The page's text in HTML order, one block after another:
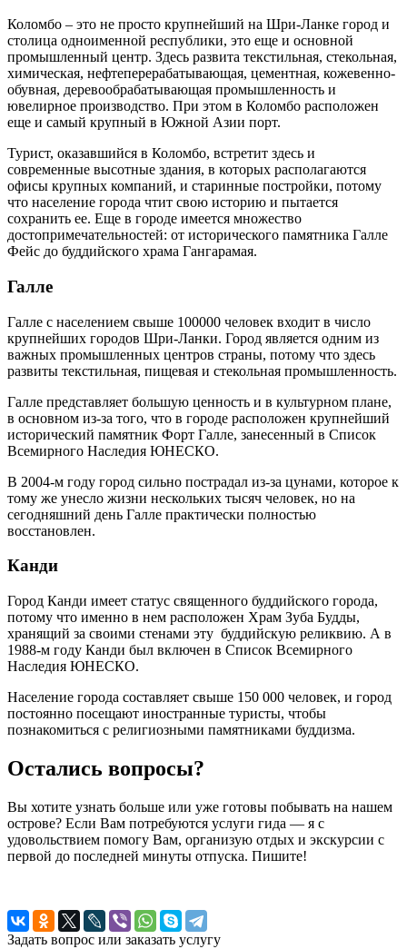
Коломбо – это не просто крупнейший на Шри-Ланке город и
столица одноименной республики, это еще и основной
промышленный центр. Здесь развита текстильная, стекольная,
химическая, нефтеперерабатывающая, цементная, кожевенно-
обувная, деревообрабатывающая промышленность и
ювелирное производство. При этом в Коломбо расположен
еще и самый крупный в Южной Азии порт.
Турист, оказавшийся в Коломбо, встретит здесь и
современные высотные здания, в которых располагаются
офисы крупных компаний, и старинные постройки, потому
что население города чтит свою историю и пытается
сохранить ее. Еще в городе имеется множество
достопримечательностей: от исторического памятника Галле
Фейс до буддийского храма Гангарамая.
Галле
Галле с населением свыше 100000 человек входит в число
крупнейших городов Шри-Ланки. Город является одним из
важных промышленных центров страны, потому что здесь
развиты текстильная, пищевая и стекольная промышленность.
Галле представляет большую ценность и в культурном плане,
в основном из-за того, что в городе расположен крупнейший
исторический памятник Форт Галле, занесенный в Список
Всемирного Наследия ЮНЕСКО.
В 2004-м году город сильно пострадал из-за цунами, которое к
тому же унесло жизни нескольких тысяч человек, но на
сегодняшний день Галле практически полностью
восстановлен.
Канди
Город Канди имеет статус священного буддийского города,
потому что именно в нем расположен Храм Зуба Будды,
хранящий за своими стенами эту буддийскую реликвию. А в
1988-м году Канди был включен в Список Всемирного
Наследия ЮНЕСКО.
Население города составляет свыше 150 000 человек, и город
постоянно посещают иностранные туристы, чтобы
познакомиться с религиозными памятниками буддизма.
Остались вопросы?
Вы хотите узнать больше или уже готовы побывать на нашем
острове? Если Вам потребуются услуги гида — я с
удовольствием помогу Вам, организую отдых и экскурсии с
первой до последней минуты отпуска. Пишите!
Задать вопрос или заказать услугу